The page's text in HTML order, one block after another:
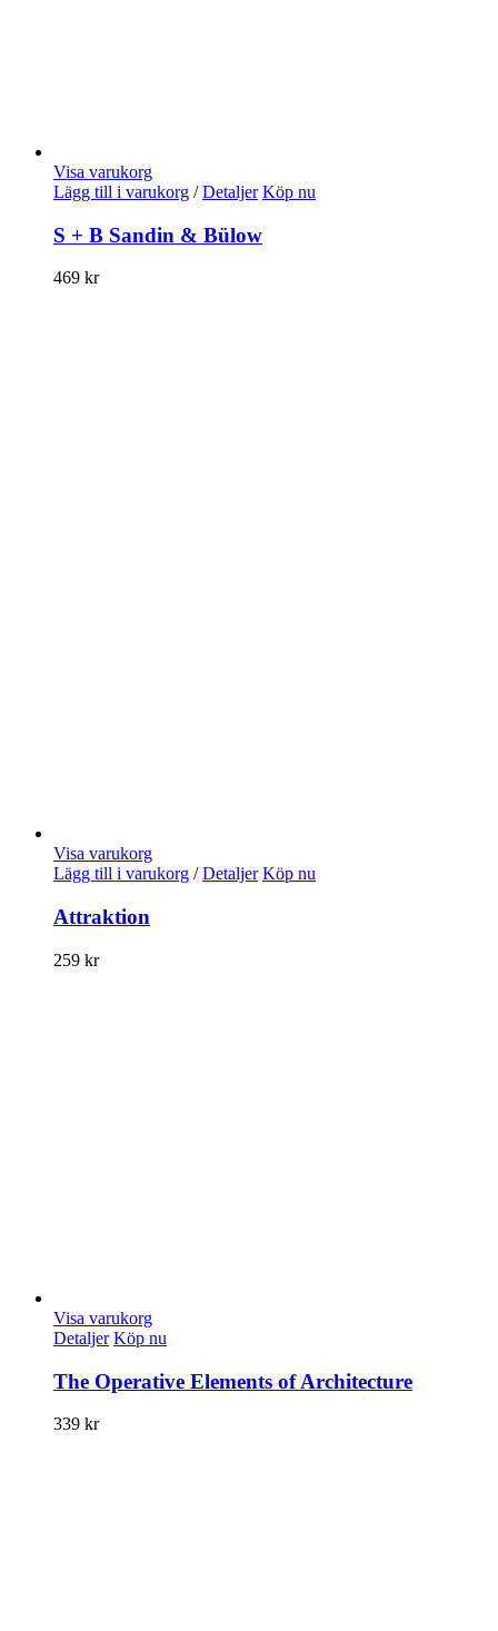
Visa varukorg
Lägg till i varukorg / Detaljer Köp nu
S + B Sandin & Bülow
469 kr
Visa varukorg
Lägg till i varukorg / Detaljer Köp nu
Attraktion
259 kr
Visa varukorg
Detaljer Köp nu
The Operative Elements of Architecture
339 kr